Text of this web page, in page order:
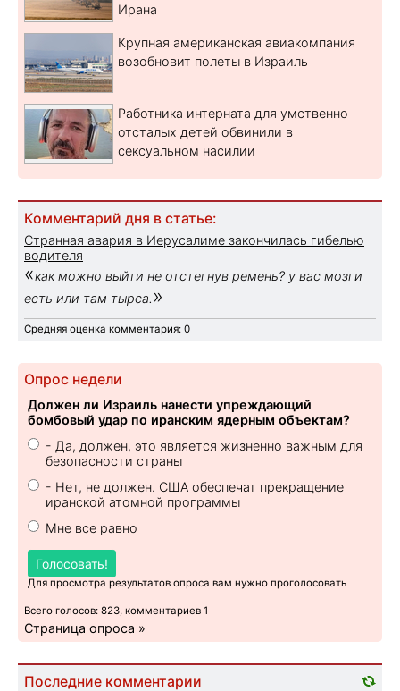
Ирана
Крупная американская авиакомпания
возобновит полеты в Израиль
Работника интерната для умственно
отсталых детей обвинили в
сексуальном насилии
Комментарий дня в статье:
Странная авария в Иерусалиме закончилась гибелью
водителя
«как можно выйти не отстегнув ремень? у вас мозги
есть или там тырса. »
Средняя оценка комментария: 0
Опрос недели
Должен ли Израиль нанести упреждающий
бомбовый удар по иранским ядерным объектам?
- Да, должен, это является жизненно важным для
безопасности страны
- Нет, не должен. США обеспечат прекращение
иранской атомной программы
Мне все равно
Голосовать!
Для просмотра результатов опроса вам нужно проголосовать
Всего голосов: 823, комментариев 1
Страница опроса »
Последние комментарии